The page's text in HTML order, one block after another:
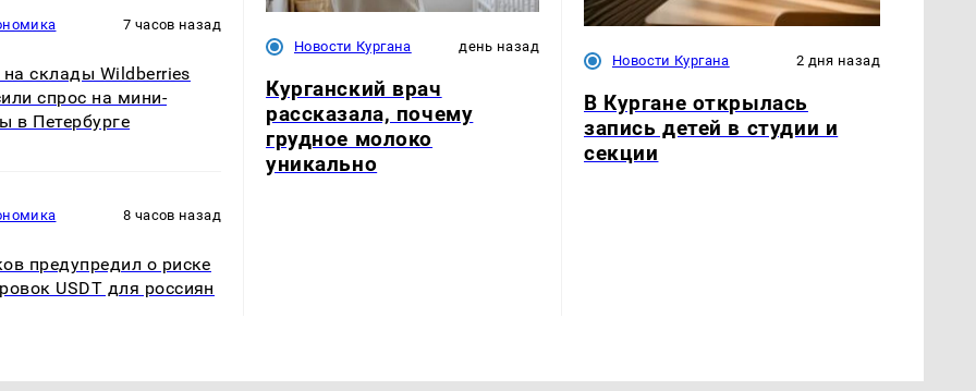
7 часов назад
склады Wildberries
спрос на мини-
в Петербурге
8 часов назад
предупредил о риске
USDT для россиян
Новости Кургана день назад
Курганский врач
рассказала, почему
грудное молоко
уникально
Новости Кургана 2 дня назад
В Кургане открылась
запись детей в студии и
секции